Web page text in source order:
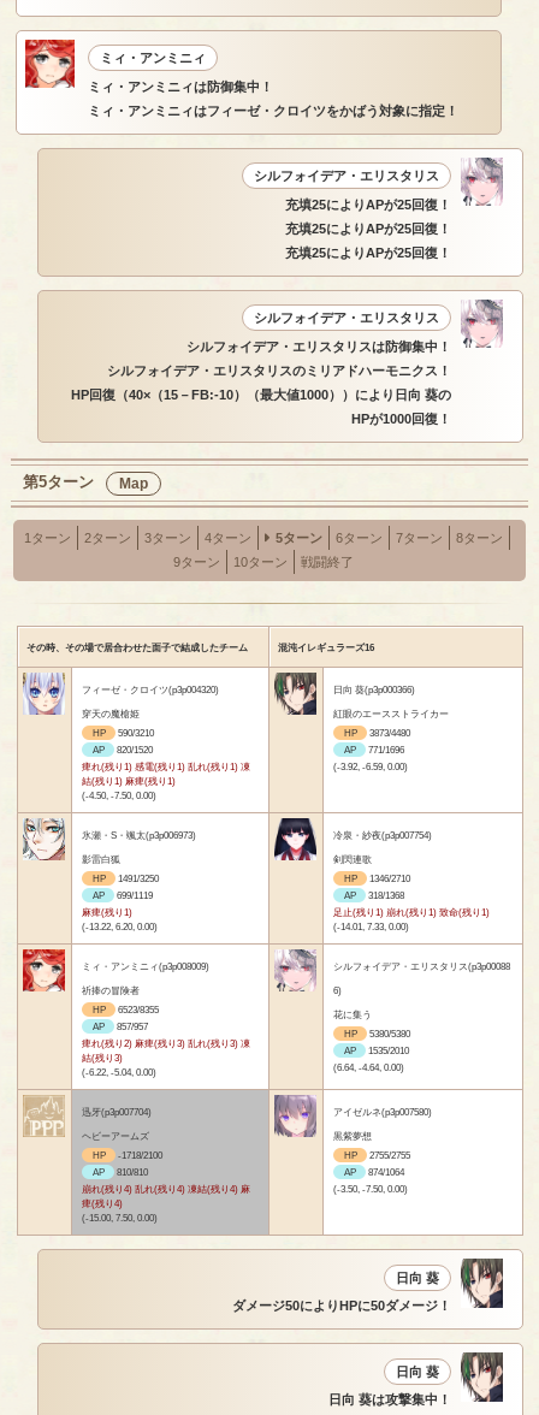
ミィ・アンミニィ
ミィ・アンミニィは防御集中！
ミィ・アンミニィはフィーゼ・クロイツをかばう対象に指定！
シルフォイデア・エリスタリス
充填25によりAPが25回復！
充填25によりAPが25回復！
充填25によりAPが25回復！
シルフォイデア・エリスタリス
シルフォイデア・エリスタリスは防御集中！
シルフォイデア・エリスタリスのミリアドハーモニクス！
HP回復（40×（15－FB:-10）（最大値1000））により日向 葵の
HPが1000回復！
第5ターン Map
1ターン 2ターン 3ターン 4ターン 5ターン 6ターン 7ターン
8ターン
9ターン
10ターン 戦闘終了
その時、その場で居合わせた面子で結成したチーム 混沌イレギュラーズ16
フィーゼ・クロイツ(p3p004320)
穿天の魔槍姫
HP
590/3210
AP
820/1520
痺れ(残り1) 感電(残り1) 乱れ(残り1) 凍
結(残り1) 麻痺(残り1)
(-4.50, -7.50, 0.00)
日向 葵(p3p000366)
紅眼のエースストライカー
HP
3873/4480
AP
771/1696
(-3.92, -6.59, 0.00)
氷瀬・S・颯太(p3p006973)
影雷白狐
HP
1491/3250
AP
699/1119
麻痺(残り1)
(-13.22, 6.20, 0.00)
冷泉・紗夜(p3p007754)
剣閃連歌
HP
1346/2710
AP
318/1368
足止(残り1) 崩れ(残り1) 致命(残り1)
(-14.01, 7.33, 0.00)
ミィ・アンミニィ(p3p008009)
祈捧の冒険者
HP
6523/8355
AP
857/957
痺れ(残り2) 麻痺(残り3) 乱れ(残り3) 凍
結(残り3)
(-6.22, -5.04, 0.00)
シルフォイデア・エリスタリス(p3p00088
6)
花に集う
HP
5380/5380
AP
1535/2010
(6.64, -4.64, 0.00)
迅牙(p3p007704)
ヘビーアームズ
HP
-1718/2100
AP
810/810
崩れ(残り4) 乱れ(残り4) 凍結(残り4) 麻
痺(残り4)
(-15.00, 7.50, 0.00)
アイゼルネ(p3p007580)
黒紫夢想
HP
2755/2755
AP
874/1064
(-3.50, -7.50, 0.00)
日向 葵
ダメージ50によりHPに50ダメージ！
日向 葵
日向 葵は攻撃集中！